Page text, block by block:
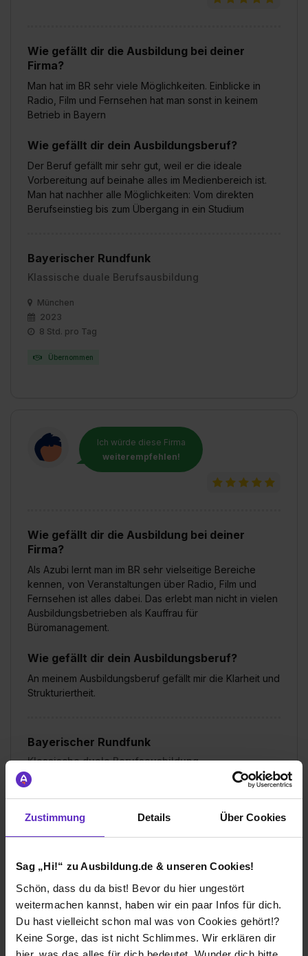
Zustimmung Details Über Cookies
Sag „Hi!“ zu Ausbildung.de & unseren Cookies!
Schön, dass du da bist! Bevor du hier ungestört
weitermachen kannst, haben wir ein paar Infos für dich.
Du hast vielleicht schon mal was von Cookies gehört!?
Keine Sorge, das ist nicht Schlimmes. Wir erklären dir
Wie gefällt dir die Ausbildung bei deiner
Firma?
Man hat im BR sehr viele Möglichkeiten. Einblicke in
Radio, Film und Fernsehen hat man sonst in keinem
Betrieb in Bayern
Wie gefällt dir dein Ausbildungsberuf?
Der Beruf gefällt mir sehr gut, weil er die ideale
Vorbereitung auf beinahe alles im Medienbereich ist.
Man hat nachher alle Möglichkeiten: Vom direkten
Berufseinstieg bis zum Übergang in ein Studium
Bayerischer Rundfunk
Klassische duale Berufsausbildung
München
2023
8 Std. pro Tag
Übernommen
Ich würde diese Firma
weiterempfehlen!
Wie gefällt dir die Ausbildung bei deiner
Firma?
Als Azubi lernt man im BR sehr vielseitige Bereiche
kennen, von Veranstaltungen über Radio, Film und
Fernsehen ist alles dabei. Das erlebt man nicht in vielen
Ausbildungsbetrieben als Kauffrau für
Büromanagement.
Wie gefällt dir dein Ausbildungsberuf?
An meinem Ausbildungsberuf gefällt mir die Klarheit und
Strukturiertheit.
Bayerischer Rundfunk
Klassische duale Berufsausbildung
2023
8 Std. pro Tag
Verdienst
1. Ausbildungsjahr:
1206€
2. Ausbildungsjahr:
1363€
3. Ausbildungsjahr:
1447€